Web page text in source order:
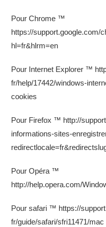
Pour Chrome ™
https://support.google.com/
hl=fr&hlrm=en
Pour Internet Explorer ™
fr/help/17442/windows-
cookies
Pour Firefox ™ http://
informations-sites-
Pour Opéra ™
http://help.opera.com/
Pour safari ™ https://
fr/guide/safari/sfri11471/mac